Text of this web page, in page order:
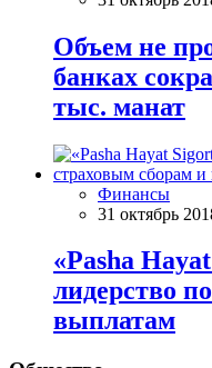
Объем не
банках
тыс. манат
Финансы
31 октябрь
«Pasha
лидерство
выплатам